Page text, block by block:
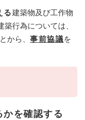
る建築物及び工作物
行為については、
から、 事前協議を
を確認する